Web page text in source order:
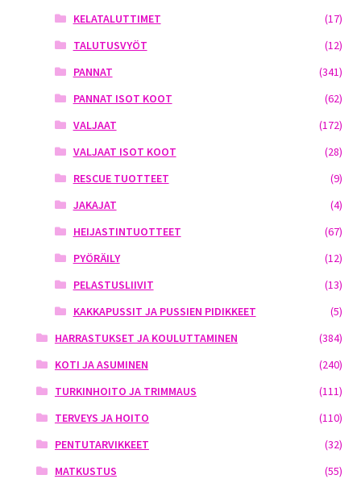
KELATALUTTIMET
(17)
TALUTUSVYÖT
(12)
PANNAT
(341)
PANNAT ISOT KOOT
(62)
VALJAAT
(172)
VALJAAT ISOT KOOT
(28)
RESCUE TUOTTEET
(9)
JAKAJAT
(4)
HEIJASTINTUOTTEET
(67)
PYÖRÄILY
(12)
PELASTUSLIIVIT
(13)
KAKKAPUSSIT JA PUSSIEN PIDIKKEET
(5)
HARRASTUKSET JA KOULUTTAMINEN
(384)
KOTI JA ASUMINEN
(240)
TURKINHOITO JA TRIMMAUS
(111)
TERVEYS JA HOITO
(110)
PENTUTARVIKKEET
(32)
MATKUSTUS
(55)